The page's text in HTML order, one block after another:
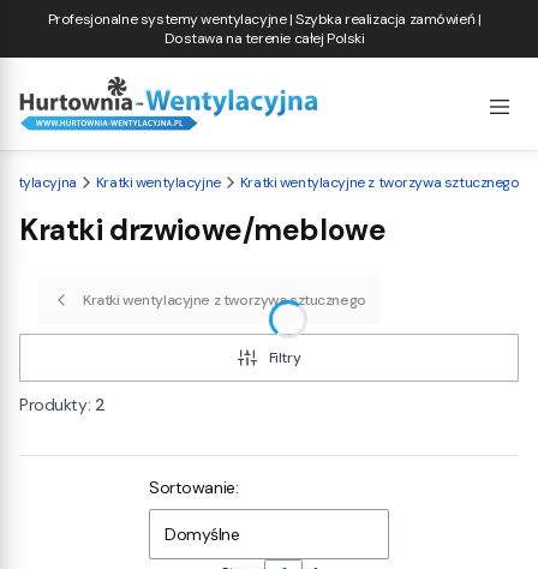
Profesjonalne systemy wentylacyjne | Szybka realizacja zamówień |
Dostawa na terenie całej Polski
Kratki wentylacyjne Kratki wentylacyjne z tworzywa sztucznego
Kratki drzwiowe/meblowe
Kratki wentylacyjne z tworzywa sztucznego
Filtry
Produkty: 2
Lista produktów
Sortowanie:
Domyślne